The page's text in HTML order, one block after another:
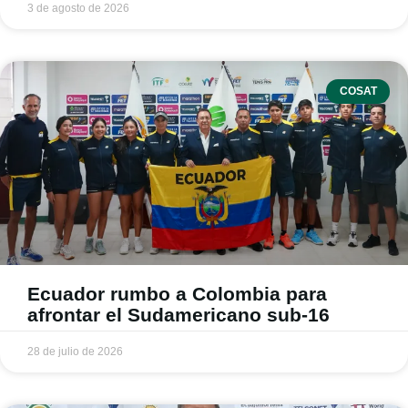
3 de agosto de 2026
COSAT
Ecuador rumbo a Colombia para
afrontar el Sudamericano sub-16
28 de julio de 2026